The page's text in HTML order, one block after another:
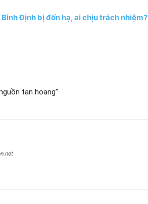
Định bị đốn hạ, ai chịu trách nhiệm?
tan hoang”